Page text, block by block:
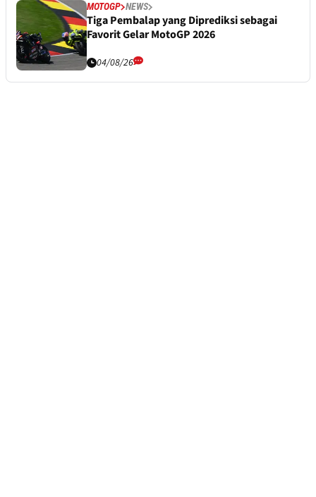
MOTOGP NEWS
Tiga Pembalap yang Diprediksi sebagai
Favorit Gelar MotoGP 2026
04/08/26